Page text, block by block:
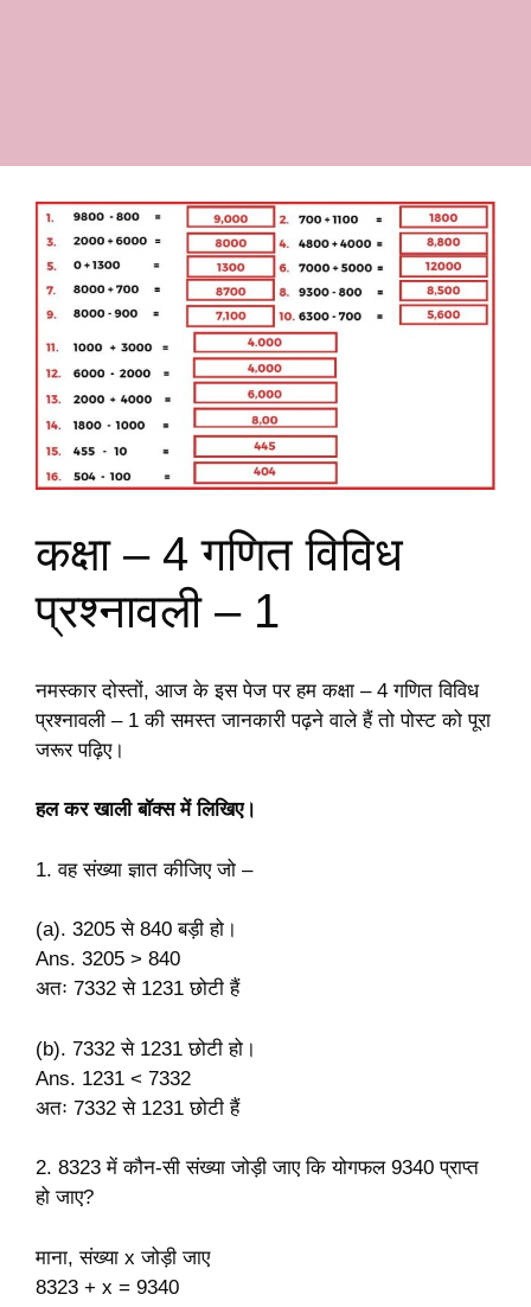
कक्षा – 4 गणित विविध
प्रश्नावली – 1
नमस्कार दोस्तों, आज के इस पेज पर हम कक्षा – 4 गणित विविध
प्रश्नावली – 1 की समस्त जानकारी पढ़ने वाले हैं तो पोस्ट को पूरा
जरूर पढ़िए।
हल कर खाली बॉक्स में लिखिए।
1. वह संख्या ज्ञात कीजिए जो –
(a). 3205 से 840 बड़ी हो।
Ans. 3205 > 840
अतः 7332 से 1231 छोटी हैं
(b). 7332 से 1231 छोटी हो।
Ans. 1231 < 7332
अतः 7332 से 1231 छोटी हैं
2. 8323 में कौन-सी संख्या जोड़ी जाए कि योगफल 9340 प्राप्त
हो जाए?
माना, संख्या x जोड़ी जाए
8323 + x = 9340